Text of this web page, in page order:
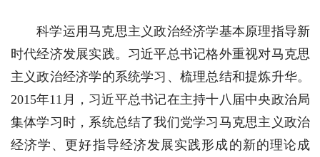
科学运用马克思主义政治经济学基本原理指导新
时代经济发展实践。习近平总书记格外重视对马克思
主义政治经济学的系统学习、梳理总结和提炼升华。
2015年11月，习近平总书记在主持十八届中央政治局
集体学习时，系统总结了我们党学习马克思主义政治
经济学、更好指导经济发展实践形成的新的理论成